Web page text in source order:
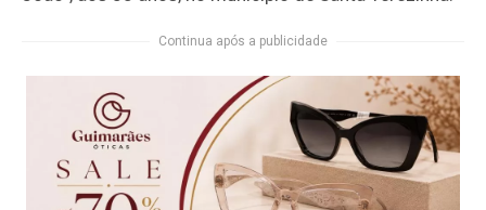
Continua após a publicidade